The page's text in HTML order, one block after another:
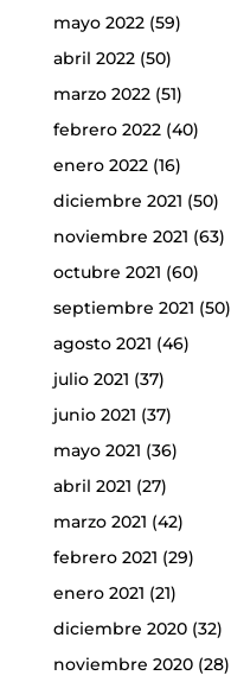
mayo 2022(59)
abril 2022(50)
marzo 2022(51)
febrero 2022(40)
enero 2022(16)
diciembre 2021 (50)
noviembre 2021 (63)
octubre 2021 (60)
septiembre 2021 (50)
agosto 2021 (46)
julio 2021 (37)
junio 2021 (37)
mayo 2021 (36)
abril 2021 (27)
marzo 2021 (42)
febrero 2021 (29)
enero 2021 (21)
diciembre 2020(32)
noviembre 2020(28)